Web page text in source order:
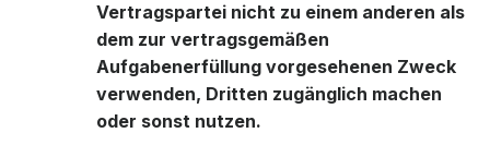
Vertragspartei nicht zu einem anderen als
dem zur vertragsgemäßen
Aufgabenerfüllung vorgesehenen Zweck
verwenden, Dritten zugänglich machen
oder sonst nutzen.